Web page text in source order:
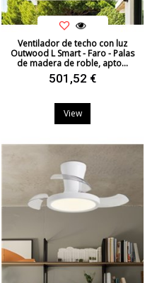
Ventilador de techo con luz
Outwood L Smart - Faro - Palas
de madera de roble, apto...
501,52 €
View